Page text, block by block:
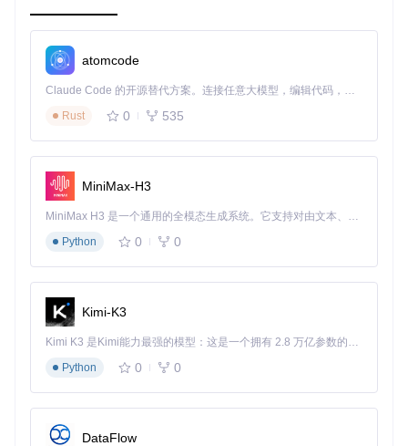
此外，Evil Leader 支持在所有状态（正常、插入、Emacs 状
态）下使用快捷键，只要设置
evil-leader/in-all-state
过配置evil-leader/no-prefix-mode-rx
项目特点
简单易用 ：用户可以直观地理解并创建自己的快捷键组合。
工作场景。
全状态支持：可以选择在所有状态下使用<leader>，提高
操作便捷性。
兼容性
配置保持快捷键的有效性。
总结起来，无论你是 Vim 还是 Emacs 的爱好者，Evil Leader
都能为你带来高效且个性化的编辑体验。现在就尝试一下吧，
atomcode
Claude Code 的开源替代方案。连接任意大模型，编辑代码，运行命令，自动验证 — 全自动执行。用 Rust 构建，极致性能。 ｜ An open-source alternative to Claude Code. Connect any LLM, edit code, run commands, and verify changes — autonomously. Built in Rust for speed. Get Started
Rust
0 535
MiniMax-H3
MiniMax H3 是一个通用的全模态生成系统。它支持对由文本、图像、视频和音频组成的多模态上下文进行统一理解，并能生成分辨率高达 2K、时长可达 15 秒的带原生立体声音频的视频。得益于面向任务泛化的系统设计，H3 在预训练阶段就已具备广泛的多模态上下文理解与生成能力，能够出色地执行复杂的多模态指令。
Python
0 0
Kimi-K3
Kimi K3 是Kimi能力最强的模型：这是一个拥有 2.8 万亿参数的混合专家（MoE）模型，具备原生视觉理解能力，并支持 100 万 token 的上下文窗口。
Python
0 0
DataFlow